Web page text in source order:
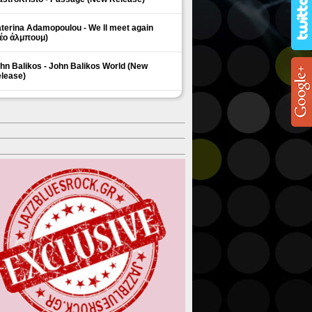
Adamopoulou - We ll meet again
άλμπουμ)
Balikos - John Balikos World (New